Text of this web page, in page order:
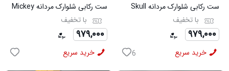
ست رکابی شلوارک مردانه Mickey
مدل 3996 با تخفیف
۹۷۹,۰۰۰
خرید سریع
ست رکابی شلوارک مردانه Skull
مدل 3995 با تخفیف
۹۷۹,۰۰۰
خرید سریع 6